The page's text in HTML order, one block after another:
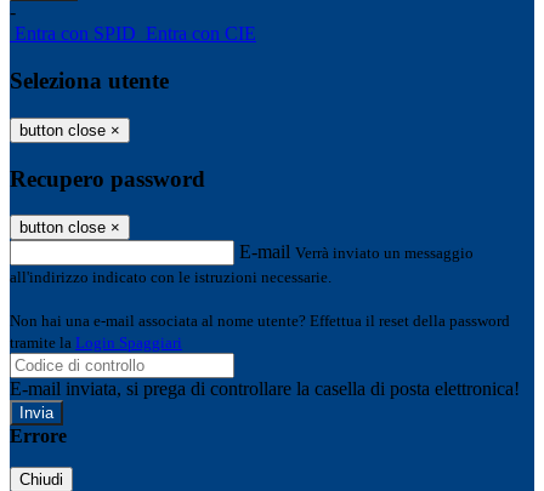
-
Entra con SPID Entra con CIE
Seleziona utente
button close ×
Recupero password
button close ×
E-mail Verrà inviato un messaggio
all'indirizzo indicato con le istruzioni necessarie.
Non hai una e-mail associata al nome utente? Effettua il reset della password
tramite la Login Spaggiari
E-mail inviata, si prega di controllare la casella di posta elettronica!
Errore
Chiudi